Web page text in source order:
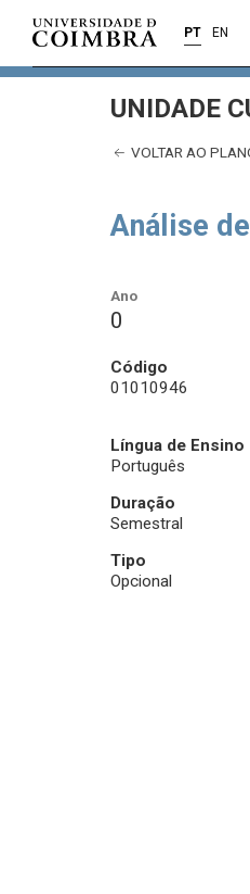
PT EN
UNIDADE
VOLTAR AO
Análise
Ano
0
Código
01010946
Língua de Ensino
Português
Duração
Semestral
Tipo
Opcional